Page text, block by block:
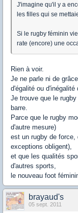
J'imagine qu'il y a
les filles qui se
Si le rugby féminin
rate (encore) une
Rien à voir.
Je ne parle ni de
d'égalité ou d'inégalité
Je trouve que le
barre.
Parce que le rugby
d'autre mesure)
est un rugby de force,
exceptions obligent),
et que les qualités
d'autres sports,
le nouveau foot
brayaud's
05 sept. 2011